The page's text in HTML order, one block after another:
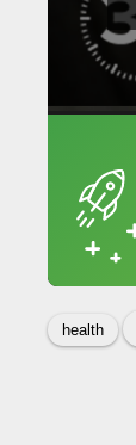
health